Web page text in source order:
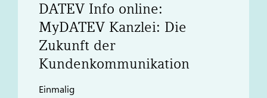
DATEV Info online:
MyDATEV Kanzlei: Die
Zukunft der
Kundenkommunikation
Einmalig